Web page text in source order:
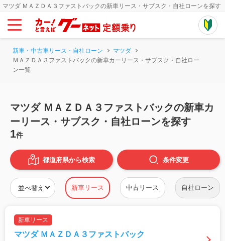
マツダ ＭＡＺＤＡ３ファストバックの新車リース・サブスク・自社ローンを探す
新車・中古車リース・自社ローン
マツダ
ＭＡＺＤＡ３ファストバックの新車カーリース・サブスク・自社ロー
ン一覧
マツダ ＭＡＺＤＡ３ファストバックの新車カ
ーリース・サブスク・自社ローンを探す
1件
都道府県から検索 条件変更
新車リース 中古リース 自社ローン
新車リース
マツダ ＭＡＺＤＡ３ファストバック